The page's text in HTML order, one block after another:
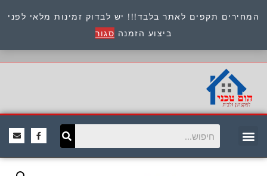
המחירים תקפים לאתר בלבד!!! יש לבדוק זמינות מלאי לפני
ביצוע הזמנה סגור
כתובת : היוזמים 9 אור יהודה שירות לקוחות 054-
8945722